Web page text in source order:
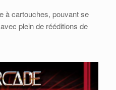
à cartouches, pouvant se
plein de rééditions de